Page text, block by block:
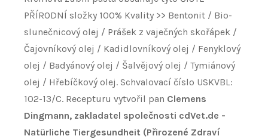
PŘÍRODNÍ složky 100% Kvality >> Bentonit / Bio-
slunečnicový olej / Prášek z vaječných skořápek /
Čajovníkový olej / Kadidlovníkový olej / Fenyklový
olej / Badyánový olej / Šalvějový olej / Tymiánový
olej / Hřebíčkový olej. Schvalovací číslo USKVBL:
102-13/C. Recepturu vytvořil pan Clemens
Dingmann, zakladatel společnosti cdVet.de -
Natürliche Tiergesundheit (Přirozené Zdraví